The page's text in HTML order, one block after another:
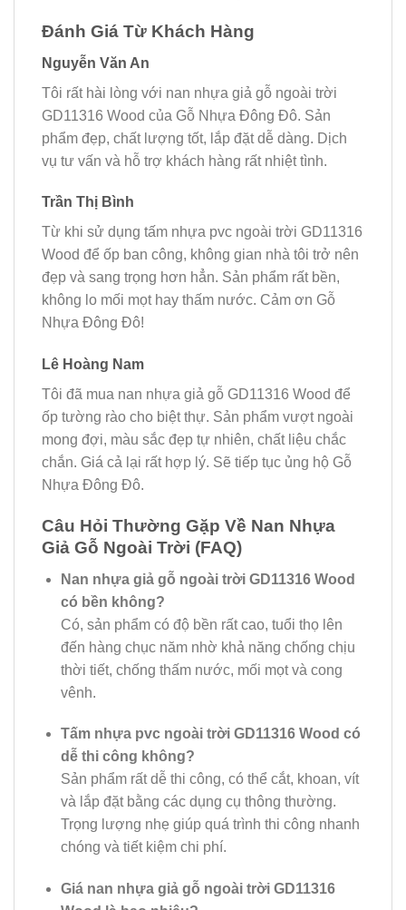
Đánh Giá Từ Khách Hàng
Nguyễn Văn An
Tôi rất hài lòng với nan nhựa giả gỗ ngoài trời
GD11316 Wood của Gỗ Nhựa Đông Đô. Sản
phẩm đẹp, chất lượng tốt, lắp đặt dễ dàng. Dịch
vụ tư vấn và hỗ trợ khách hàng rất nhiệt tình.
Trần Thị Bình
Từ khi sử dụng tấm nhựa pvc ngoài trời GD11316
Wood để ốp ban công, không gian nhà tôi trở nên
đẹp và sang trọng hơn hẳn. Sản phẩm rất bền,
không lo mối mọt hay thấm nước. Cảm ơn Gỗ
Nhựa Đông Đô!
Lê Hoàng Nam
Tôi đã mua nan nhựa giả gỗ GD11316 Wood để
ốp tường rào cho biệt thự. Sản phẩm vượt ngoài
mong đợi, màu sắc đẹp tự nhiên, chất liệu chắc
chắn. Giá cả lại rất hợp lý. Sẽ tiếp tục ủng hộ Gỗ
Nhựa Đông Đô.
Câu Hỏi Thường Gặp Về Nan Nhựa
Giả Gỗ Ngoài Trời (FAQ)
Nan nhựa giả gỗ ngoài trời GD11316 Wood
có bền không?
Có, sản phẩm có độ bền rất cao, tuổi thọ lên
đến hàng chục năm nhờ khả năng chống chịu
thời tiết, chống thấm nước, mối mọt và cong
vênh.
Tấm nhựa pvc ngoài trời GD11316 Wood có
dễ thi công không?
Sản phẩm rất dễ thi công, có thể cắt, khoan, vít
và lắp đặt bằng các dụng cụ thông thường.
Trọng lượng nhẹ giúp quá trình thi công nhanh
chóng và tiết kiệm chi phí.
Giá nan nhựa giả gỗ ngoài trời GD11316